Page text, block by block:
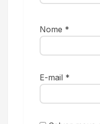
Nome *
E-mail *